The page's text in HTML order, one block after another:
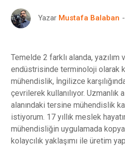
Yazar Mustafa Balaban
Temelde 2 farklı alanda,
endüstrisinde terminoloji olarak
mühendislik, İngilizce
çevrilerek kullanılıyor. Uzmanlık
alanındaki tersine mühendislik
istiyorum. 17 yıllık meslek
mühendisliğin uygulamada
kolaycılık yaklaşımı ile üretim